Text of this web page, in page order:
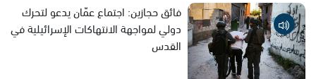
فائق حجازين: اجتماع عمّان يدعو لتحرك
دولي لمواجهة الانتهاكات الإسرائيلية في
القدس